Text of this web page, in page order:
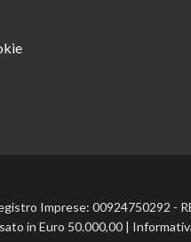
Imprese: 00924750292 -
in Euro 50.000,00 |